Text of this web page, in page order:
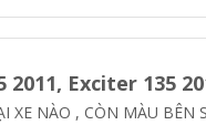
2011, Exciter 135
NÀO , CÒN MÀU BÊN